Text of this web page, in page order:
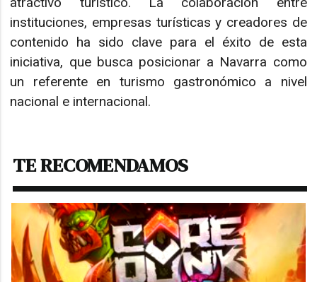
instituciones, empresas turísticas y creadores de
contenido ha sido clave para el éxito de esta
iniciativa, que busca posicionar a Navarra como
un referente en turismo gastronómico a nivel
nacional e internacional.
TE RECOMENDAMOS